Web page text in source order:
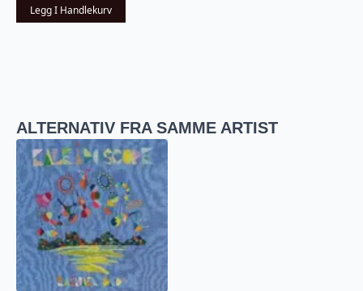
Legg I Handlekurv
ALTERNATIV FRA SAMME ARTIST